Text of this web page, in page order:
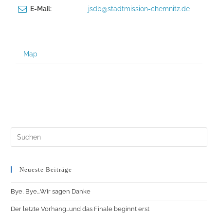
E-Mail: jsdb@stadtmission-chemnitz.de
Map
Neueste Beiträge
Bye, Bye…Wir sagen Danke
Der letzte Vorhang…und das Finale beginnt erst